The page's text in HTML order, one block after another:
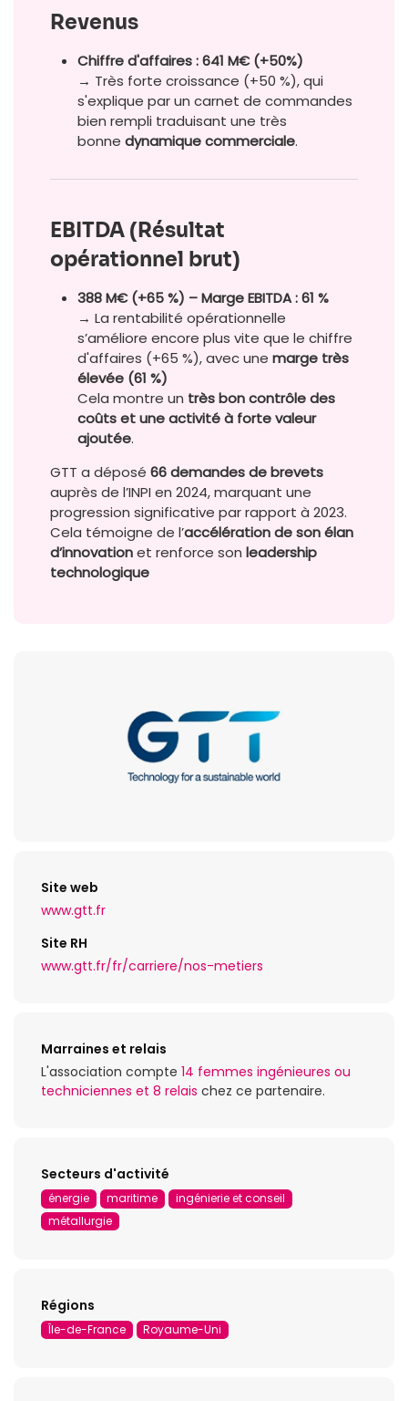
Revenus
Chiffre d'affaires : 641 M€ (+50%)
→ Très forte croissance (+50 %), qui
s'explique par un carnet de commandes
bien rempli traduisant une très
bonne dynamique commerciale.
EBITDA (Résultat
opérationnel brut)
388 M€ (+65 %) – Marge EBITDA : 61 %
→ La rentabilité opérationnelle
s’améliore encore plus vite que le chiffre
d'affaires (+65 %), avec une marge très
élevée (61 %)
Cela montre un très bon contrôle des
coûts et une activité à forte valeur
ajoutée.
GTT a déposé 66 demandes de brevets
auprès de l’INPI en 2024, marquant une
progression significative par rapport à 2023.
Cela témoigne de l’accélération de son élan
d’innovationet renforce son leadership
technologique
Site web
www.gtt.fr
Site RH
www.gtt.fr/fr/carriere/nos-metiers
Marraines et relais
L'association compte 14 femmes ingénieures ou
techniciennes et 8 relais chez ce partenaire.
Secteurs d'activité
énergie maritime
ingénierie et conseil
métallurgie
Régions
Île-de-France Royaume-Uni